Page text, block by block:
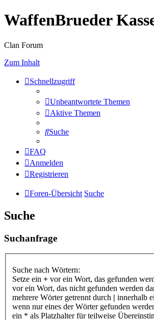
WaffenBrueder
Clan Forum
Zum Inhalt
Schnellzugriff
Unbeantwortete Themen
Aktive Themen
Suche
FAQ
Anmelden
Registrieren
Foren-Übersicht Suche
Suche
Suchanfrage
Suche nach Wörtern:
Setze ein + vor ein Wort, das gefunden
vor ein Wort, das nicht gefunden werden
mehrere Wörter getrennt durch | innerhalb
wenn nur eines der Wörter gefunden
ein * als Platzhalter für teilweise